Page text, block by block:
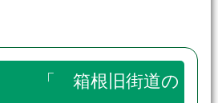
「 箱根旧街道の